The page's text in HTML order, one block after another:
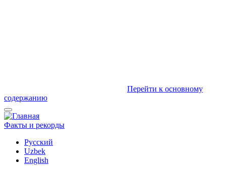
Перейти к основному
содержанию
Факты и рекорды
Русский
Uzbek
English